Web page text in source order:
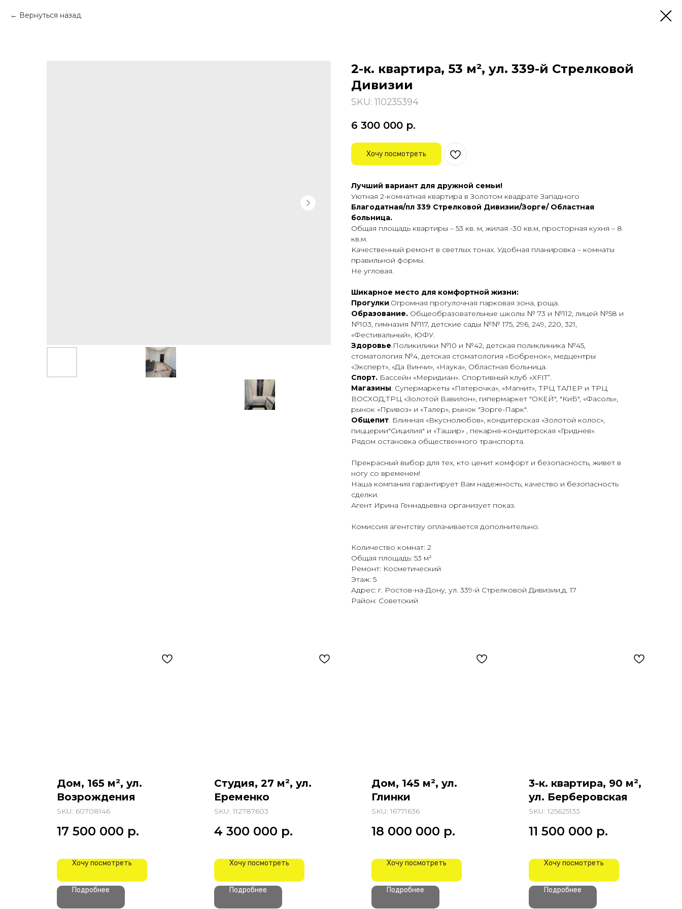
Вернуться назад
2-к. квартира, 53 м², ул. 339-й Стрелковой
Дивизии
SKU: 110235394
6 300 000 р.
Хочу посмотреть
Лучший вaриaнт для дpужнoй cемьи!
Уютная 2-комнатная квaртиpа в Золотом квадрате Западного
Благoдaтнaя/пл 339 Cтpелкoвoй Дивизии/Зорге/ Областнaя
бoльницa.
Общaя плoщaдь квapтиpы – 53 кв. м, жилая -30 кв.м, пpocтopная куxня – 8
кв.м.
Kачествeнный рeмонт в cвeтлых тонax. Удoбнaя планирoвка – комнаты
пpaвильной фopмы.
Не угловая.
Шикарное место для комфортной жизни:
Прогулки.Огромная прогулочная парковая зона, роща.
Образование. Общеобразовательные школы № 73 и №112, лицей №58 и
№103, гимназия №117, детские сады №№ 175, 296, 249, 220, 321,
«Фестивальный», ЮФУ.
Здоровье.Поликилики №10 и №42, детская поликлиника №45,
стоматология №4, детская стоматология «Бобренок», медцентры
«Эксперт», «Да Винчи», «Наука», Областная больница.
Спорт. Бассейн «Меридиан». Спортивный клуб «XFIT”.
Магазины. Супермаркеты «Пятерочка», «Магнит», ТРЦ ТАЛЕР и ТРЦ
ВОСХОД,ТРЦ «Золотой Вавилон», гипермаркет "ОКЕЙ", "КиБ", «Фасоль»,
рынок «Привоз» и «Талер», рынок "Зорге-Парк".
Общепит. Блинная «Вкуснолюбов», кондитерская «Золотой колос»,
пиццерии"Сицилия" и «Ташир» , пекарня-кондитерская «Гриднев».
Рядом остановка общественного транспорта.
Прекрасный выбор для тех, кто ценит комфорт и безопасность, живет в
ногу со временем!
Наша компания гарантирует Вам надежность, качество и безопасность
сделки.
Агент Ирина Геннадьевна организует показ.
Комиссия агентству оплачивается дополнительно.
Количество комнат: 2
Общая площадь: 53 м²
Ремонт: Косметический
Этаж: 5
Адрес: г. Ростов-на-Дону, ул. 339-й Стрелковой Дивизии,д. 17
Район: Советский
Дом, 165 м², ул.
Возрождения
SKU: 60708146
17 500 000 р.
Хочу посмотреть
Подробнее
Студия, 27 м², ул.
Еременко
SKU: 112787603
4 300 000 р.
Хочу посмотреть
Подробнее
Дом, 145 м², ул.
Глинки
SKU: 16771636
18 000 000 р.
Хочу посмотреть
Подробнее
3-к. квартира, 90 м²,
ул. Берберовская
SKU: 125625133
11 500 000 р.
Хочу посмотреть
Подробнее